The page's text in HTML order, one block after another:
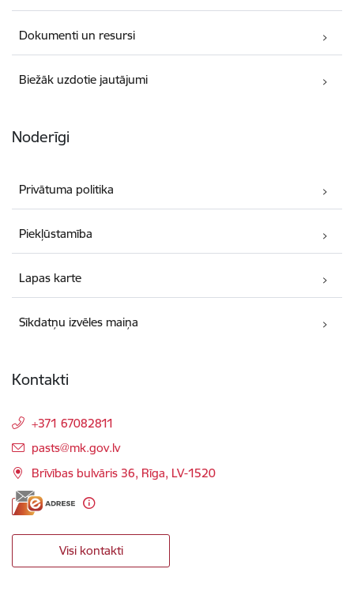
Dokumenti un resursi
Biežāk uzdotie jautājumi
Noderīgi
Privātuma politika
Piekļūstamība
Lapas karte
Sīkdatņu izvēles maiņa
Kontakti
+371 67082811
E-pasts:
pasts@mk.gov.lv
Brīvības bulvāris 36, Rīga, LV-1520
Visi kontakti